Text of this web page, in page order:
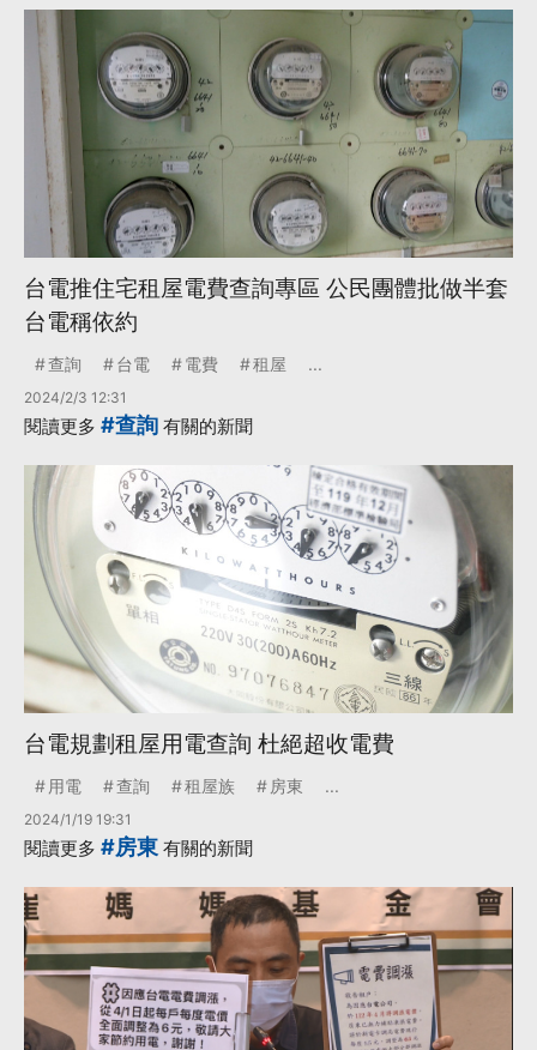
台電推住宅租屋電費查詢專區 公民團體批做半套
台電稱依約
查詢 台電 電費 租屋 ...
2024/2/3 12:31
閱讀更多 #查詢 有關的新聞
台電規劃租屋用電查詢 杜絕超收電費
用電 查詢 租屋族 房東 ...
2024/1/19 19:31
閱讀更多 #房東有關的新聞